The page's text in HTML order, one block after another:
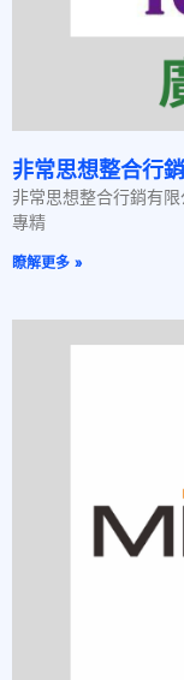
非常思想整合行
非常思想整合行銷有
專精
瞭解更多 »